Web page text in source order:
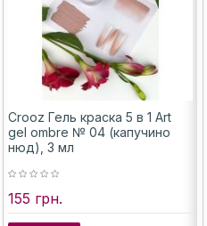
Crooz Гель краска 5 в 1 Art
gel ombre № 04 (капучино
нюд), 3 мл
155 грн.